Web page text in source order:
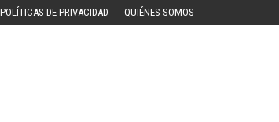
DE PRIVACIDAD QUIÉNES SOMOS